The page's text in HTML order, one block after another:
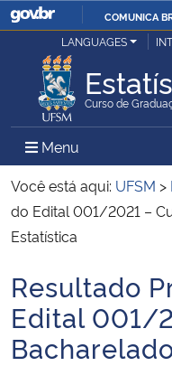
COMUNICA
Ministério da Justiça e
Ministério da Defesa
Ministério das Relações
Ministério da Economia
Ministério da Infraestrutura
Ministério da Agricultura,
LANGUAGES
Curso de
Menu Menu
Você está aqui: UFSM >
do Edital 001/2021 –
Estatística
Início do conteúdo
Resultado
Edital 001/